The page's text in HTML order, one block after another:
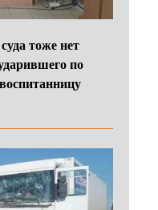
тоже нет
по